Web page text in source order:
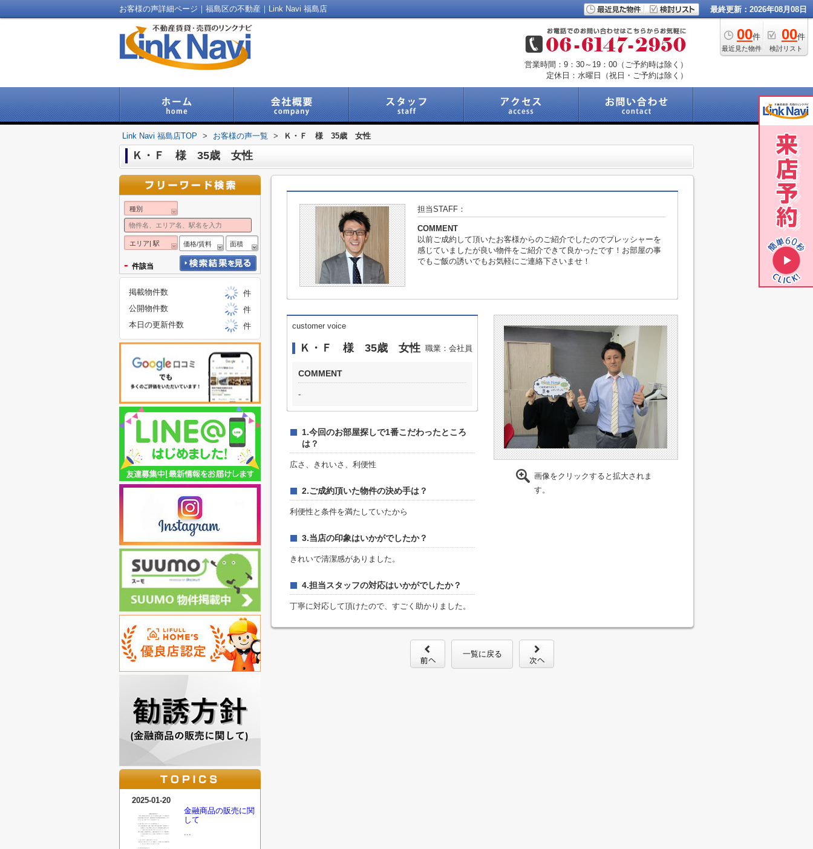
お客様の声詳細ページ｜福島区の不動産｜Link Navi 福島店 最終更新：2026年08月08日
00件
最近見た物件
00件
検討リスト
営業時間：9：30～19：00（ご予約時は除く）
定休日：水曜日（祝日・ご予約は除く）
Link Navi 福島店TOP > お客様の声一覧 > Ｋ・Ｆ 様 35歳 女性
Ｋ・Ｆ 様 35歳 女性
担当STAFF：
COMMENT
以前ご成約して頂いたお客様からのご紹介でしたのでプレッシャーを
感じていましたが良い物件をご紹介できて良かったです！お部屋の事
でもご飯の誘いでもお気軽にご連絡下さいませ！
customer voice
Ｋ・Ｆ 様 35歳 女性 職業：会社員
COMMENT
-
1.今回のお部屋探しで1番こだわったところ
は？
広さ、きれいさ、利便性
2.ご成約頂いた物件の決め手は？
利便性と条件を満たしていたから
3.当店の印象はいかがでしたか？
きれいで清潔感がありました。
4.担当スタッフの対応はいかがでしたか？
丁寧に対応して頂けたので、すごく助かりました。
画像をクリックすると拡大されま
す。
一覧に戻る
種別
エリア| 駅 価格/賃料 面積
- 件該当
掲載物件数
件
公開物件数
件
本日の更新件数
件
2025-01-20
金融商品の販売に関
して
...